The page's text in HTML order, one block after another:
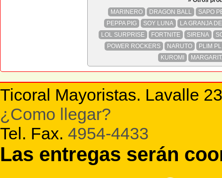
MARINERO
DRAGON BALL
SAPO
PEPPA PIG
SOY LUNA
LA GRANJA
LOL SURPRISE
FORTNITE SIRENA
POWER ROCKERS
NARUTO
PLIM
KUROMI
Ticoral Mayoristas. Lavalle
¿Como llegar?
Tel. Fax. 4954-4433
Las entregas serán